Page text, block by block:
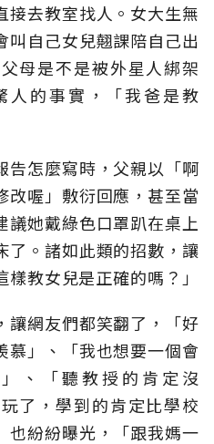
接去教室找人。女大生無
叫自己女兒翹課陪自己出
母是不是被外星人綁架
人的事實，「我爸是教
告怎麼寫時，父親以「啊
改喔」敷衍回應，甚至當
議她戴綠色口罩趴在桌上
了。諸如此類的招數，讓
教女兒是正確的嗎？」
讓網友們都笑翻了，「好
慕」、「我也想要一個會
、「聽教授的肯定沒
了，學到的肯定比學校
也紛紛曝光，「跟我媽一